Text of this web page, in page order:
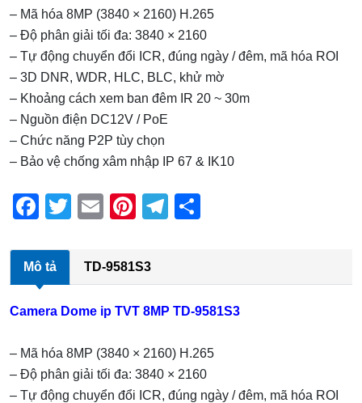
– Mã hóa 8MP (3840 × 2160) H.265
– Độ phân giải tối đa: 3840 × 2160
– Tự động chuyển đổi ICR, đúng ngày / đêm, mã hóa ROI
– 3D DNR, WDR, HLC, BLC, khử mờ
– Khoảng cách xem ban đêm IR 20 ~ 30m
– Nguồn điện DC12V / PoE
– Chức năng P2P tùy chọn
– Bảo vệ chống xâm nhập IP 67 & IK10
F
c
e
b
o
k
T
tt
er
E
ail
Pi
er
e
st
T
gr
a
e
Mô tả TD-9581S3
Camera Dome ip TVT 8MP TD-9581S3
– Mã hóa 8MP (3840 × 2160) H.265
– Độ phân giải tối đa: 3840 × 2160
– Tự động chuyển đổi ICR, đúng ngày / đêm, mã hóa ROI